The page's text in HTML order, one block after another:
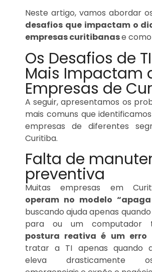
Neste artigo, vamos abordar
desafios que impactam o
empresas curitibanase
Os Desafios de
Mais Impactam
Empresas de
A seguir, apresentamos os
mais comuns que
empresas de diferentes
Curitiba.
Falta de
preventiva
Muitas empresas em
operam no modelo
buscando ajuda apenas
para ou um computador
postura reativa é um erro
tratar a TI apenas quando
eleva drasticamente